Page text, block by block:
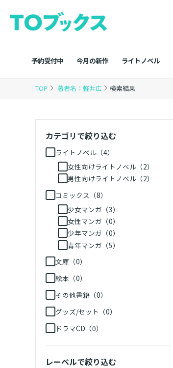
予約受付中 今月の新作 ライトノベル
TOP 著者名：軽井広 検索結果
カテゴリで絞り込む
ライトノベル（4）
女性向けライトノベル（2）
男性向けライトノベル（2）
コミックス（8）
少女マンガ（3）
女性マンガ（0）
少年マンガ（0）
青年マンガ（5）
文庫（0）
絵本（0）
その他書籍（0）
グッズ/セット（0）
ドラマCD（0）
レーベルで絞り込む